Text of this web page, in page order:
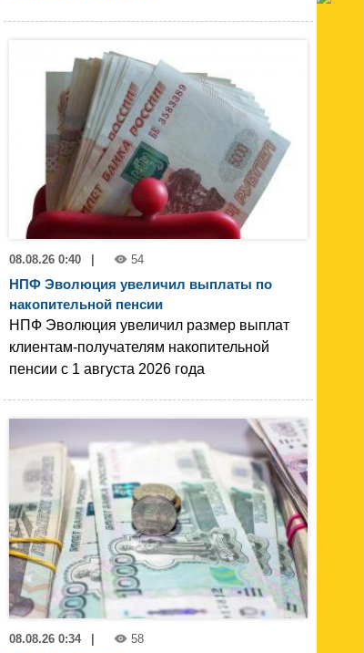
08.08.26 0:40 54
НПФ Эволюция увеличил выплаты по
накопительной пенсии
НПФ Эволюция увеличил размер выплат
клиентам-получателям накопительной
пенсии с 1 августа 2026 года
08.08.26 0:34 58